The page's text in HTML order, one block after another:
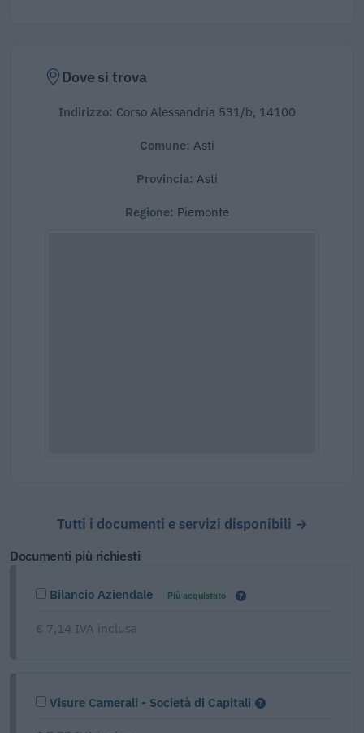
Dove si trova
Indirizzo: Corso Alessandria 531/b, 14100
Comune: Asti
Provincia: Asti
Regione: Piemonte
Tutti i documenti e servizi disponibili →
Documenti più richiesti
Bilancio Aziendale Più acquistato
€ 7,14 IVA inclusa
Visure Camerali - Società di Capitali